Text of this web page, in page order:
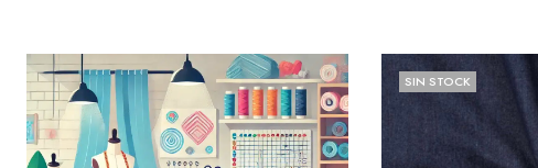
SIN STOCK